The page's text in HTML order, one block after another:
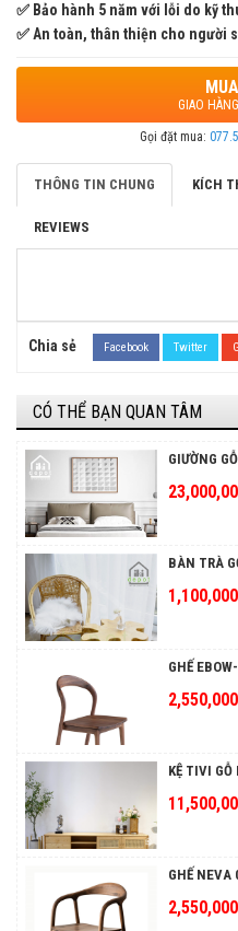
✅ Bảo hành 5 năm với lỗi do kỹ
✅ An toàn, thân thiện cho người
GIAO
Gọi đặt mua:
THÔNG TIN CHUNG KÍCH
REVIEWS
Chia sẻ Facebook Twitter
CÓ THỂ BẠN QUAN TÂM
GIƯỜNG
BÀN TRÀ
GHẾ
KỆ TIVI GỖ
GHẾ NEVA